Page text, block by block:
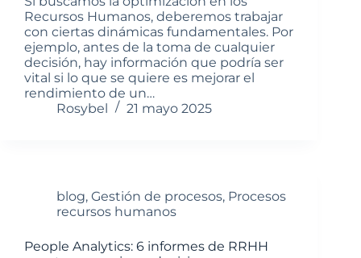
Recursos Humanos, deberemos trabajar
con ciertas dinámicas fundamentales. Por
ejemplo, antes de la toma de cualquier
decisión, hay información que podría ser
vital si lo que se quiere es mejorar el
rendimiento de un…
Rosybel
21 mayo 2025
blog, Gestión de procesos, Procesos
recursos humanos
People Analytics: 6 informes de RRHH